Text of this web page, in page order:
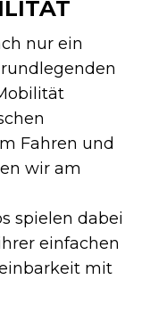
nur ein
Fahren und
wir am
spielen dabei
einfachen
mit